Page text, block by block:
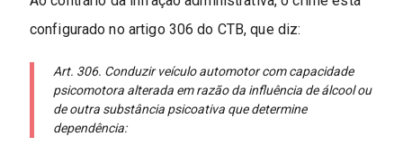
configurado no artigo 306 do CTB, que diz:
Art. 306. Conduzir veículo automotor com capacidade
psicomotora alterada em razão da influência de álcool ou
de outra substância psicoativa que determine
dependência: